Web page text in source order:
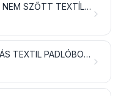
VATTA, NEMEZ ÉS NEM SZŐTT TEXTÍLIA; KÜLÖNLEGES FONALAK; ZSINEG, KÖTÉL HAJÓKÖTÉL ÉS KÁBEL, VALAMINT EZEKBŐL KÉSZÜLT ÁRUK
SZŐNYEGEK ÉS MÁS TEXTIL PADLÓBORÍTÓK